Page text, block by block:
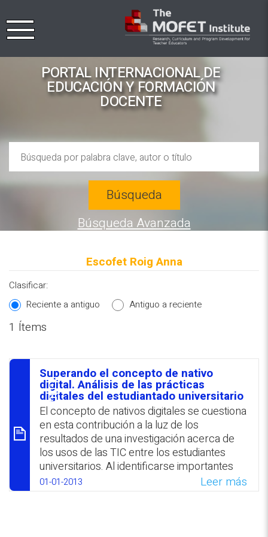
PORTAL INTERNACIONAL DE
EDUCACIÓN Y FORMACIÓN
DOCENTE
REPOSITORIO EN LÍNEA DE
CONTENIDOS ACADÉMICOS SOBRE
EDUCACIÓN Y FORMACIÓN DEL
PROFESORADO
Búsqueda
Búsqueda Avanzada
Escofet Roig Anna
Clasificar:
Reciente a antiguo
Antiguo a reciente
1 Ítems
סיכום
Superando el concepto de nativo
digital. Análisis de las prácticas
digitales del estudiantado universitario
El concepto de nativos digitales se cuestiona
en esta contribución a la luz de los
resultados de una investigación acerca de
los usos de las TIC entre los estudiantes
universitarios. Al identificarse importantes
contradicciones entre la percepción
estudiantil de dominio de las tecnologías y su
01-01-2013 Leer más